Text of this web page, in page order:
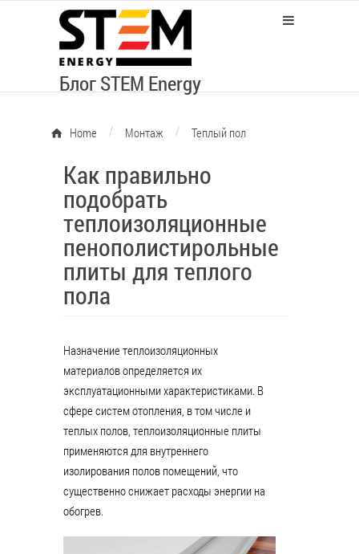
Блог STEM Energy
Home / Монтаж / Теплый пол
Как правильно
подобрать
теплоизоляционные
пенополистирольные
плиты для теплого
пола
Назначение теплоизоляционных
материалов определяется их
эксплуатационными характеристиками. В
сфере систем отопления, в том числе и
теплых полов, теплоизоляционные плиты
применяются для внутреннего
изолирования полов помещений, что
существенно снижает расходы энергии на
обогрев.